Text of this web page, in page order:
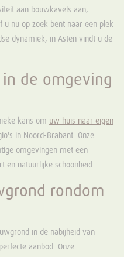
aan bouwkavels aan,
nu op zoek bent naar een plek
dynamiek, in Asten vindt u de
de omgeving
kans om uw huis naar eigen
in Noord-Brabant. Onze
omgevingen met een
en natuurlijke schoonheid.
rondom
in de nabijheid van
aanbod. Onze